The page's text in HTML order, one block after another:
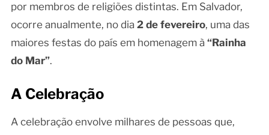
por membros de religiões distintas. Em Salvador,
ocorre anualmente, no dia 2 de fevereiro, uma das
maiores festas do país em homenagem à “Rainha
do Mar”.
A Celebração
A celebração envolve milhares de pessoas que,